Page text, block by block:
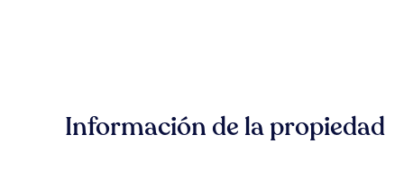
Información de la propiedad